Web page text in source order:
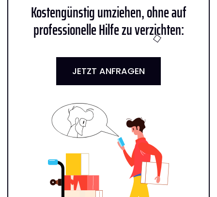
Kostengünstig umziehen, ohne auf
professionelle Hilfe zu verzichten:
JETZT ANFRAGEN